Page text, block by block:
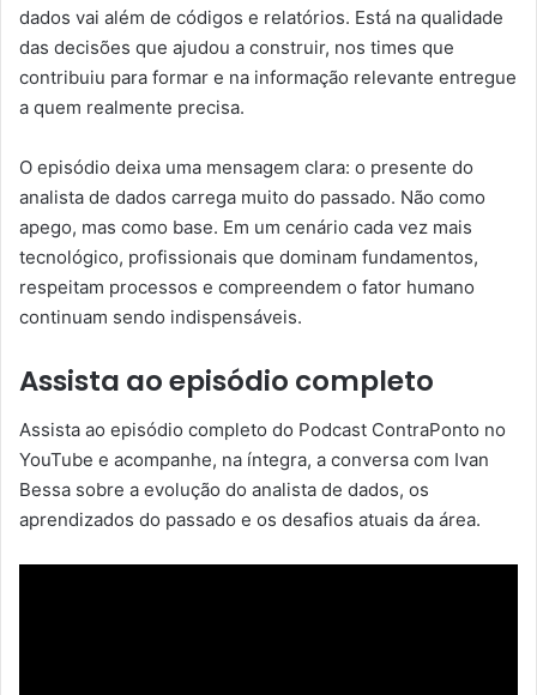
dados vai além de códigos e relatórios. Está na qualidade
das decisões que ajudou a construir, nos times que
contribuiu para formar e na informação relevante entregue
a quem realmente precisa.
O episódio deixa uma mensagem clara: o presente do
analista de dados carrega muito do passado. Não como
apego, mas como base. Em um cenário cada vez mais
tecnológico, profissionais que dominam fundamentos,
respeitam processos e compreendem o fator humano
continuam sendo indispensáveis.
Assista ao episódio completo
Assista ao episódio completo do Podcast ContraPonto no
YouTube e acompanhe, na íntegra, a conversa com Ivan
Bessa sobre a evolução do analista de dados, os
aprendizados do passado e os desafios atuais da área.